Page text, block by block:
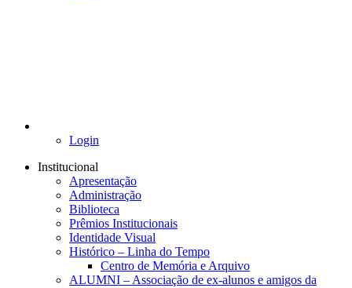
Login
Institucional
Apresentação
Administração
Biblioteca
Prêmios Institucionais
Identidade Visual
Histórico – Linha do Tempo
Centro de Memória e Arquivo
ALUMNI – Associação de ex-alunos e amigos da